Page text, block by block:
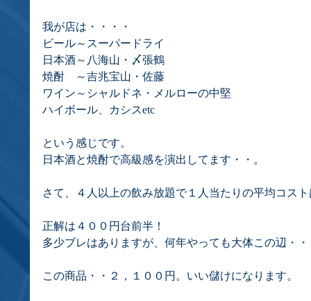
我が店は・・・・
ビール～スーパードライ
日本酒～八海山・〆張鶴
焼酎　～吉兆宝山・佐藤
ワイン～シャルドネ・メルローの中堅
ハイボール、カシスetc
という感じです。
日本酒と焼酎で高級感を演出してます・・。
さて、４人以上の飲み放題で１人当たりの平均コス
正解は４００円台前半！
多少ブレはありますが、何年やっても大体この辺・・
この商品・・２，１００円。いい儲けになります。